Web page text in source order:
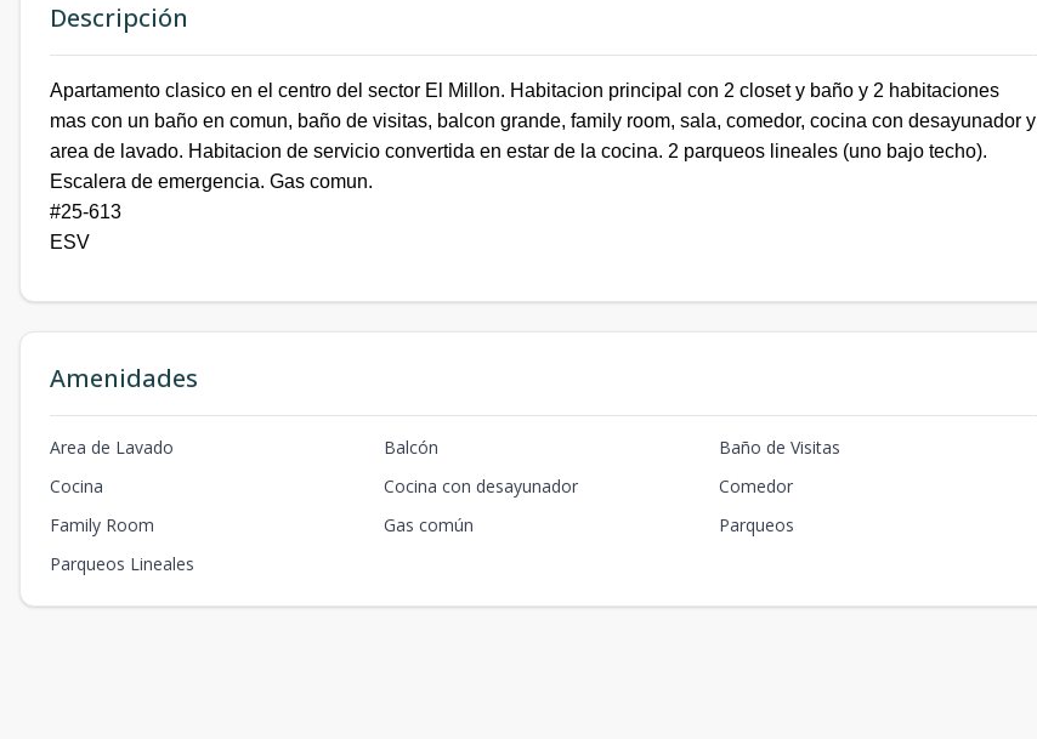
Descripción
Apartamento clasico en el centro del sector El Millon. Habitacion principal con 2 closet y baño y 2 habitaciones
mas con un baño en comun, baño de visitas, balcon grande, family room, sala, comedor, cocina con desayunador y
area de lavado. Habitacion de servicio convertida en estar de la cocina. 2 parqueos lineales (uno bajo techo).
Escalera de emergencia. Gas comun.
#25-613
ESV
Amenidades
Area de Lavado Balcón
Baño de Visitas
Cocina
Cocina con desayunador
Comedor
Family Room
Gas común
Parqueos
Parqueos Lineales